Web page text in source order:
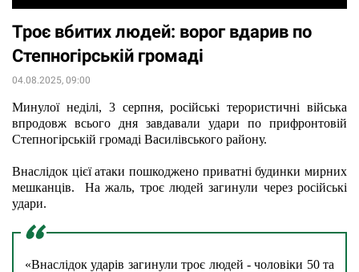
Троє вбитих людей: ворог вдарив по
Степногірській громаді
04.08.2025, 09:00
Минулої неділі, 3 серпня, російські терористичні війська
впродовж всього дня завдавали удари по прифронтовій
Степногірській громаді Василівського району.
Внаслідок цієї атаки пошкоджено приватні будинки мирних
мешканців.  На жаль, троє людей загинули через російські
удари.
«Внаслідок ударів загинули троє людей - чоловіки 50 та